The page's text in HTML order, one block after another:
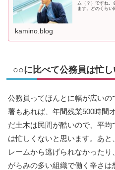
ム（？）ですね
ます。どのくらい
kamino.blog
○○に比べて公務員は忙し
公務員ってほんとに幅が広い
署もあれば、年間残業500時間
だ土木は民間が酷いので、平
は忙しくないと思います。あ
レームから逃げられなかった
がらみの多い組織で働く辛さ